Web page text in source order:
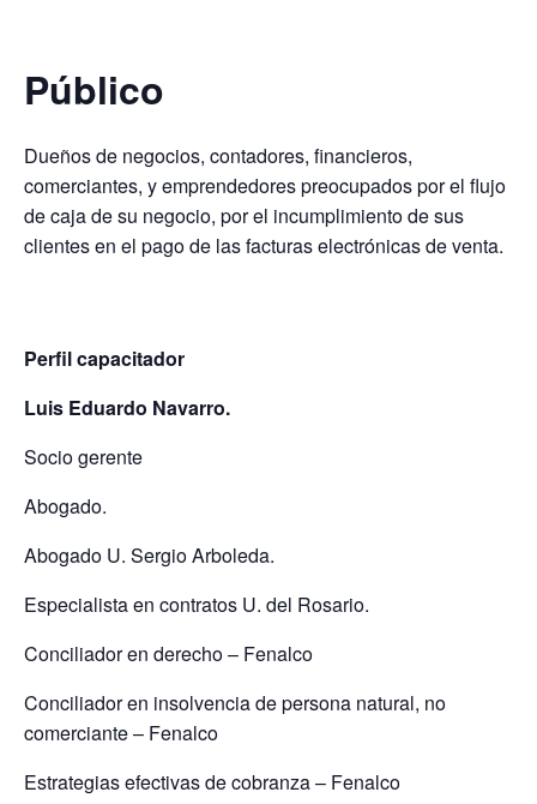
Público
Dueños de negocios, contadores, financieros,
comerciantes, y emprendedores preocupados por el flujo
de caja de su negocio, por el incumplimiento de sus
clientes en el pago de las facturas electrónicas de venta.
Perfil capacitador
Luis Eduardo Navarro.
Socio gerente
Abogado.
Abogado U. Sergio Arboleda.
Especialista en contratos U. del Rosario.
Conciliador en derecho – Fenalco
Conciliador en insolvencia de persona natural, no
comerciante – Fenalco
Estrategias efectivas de cobranza – Fenalco